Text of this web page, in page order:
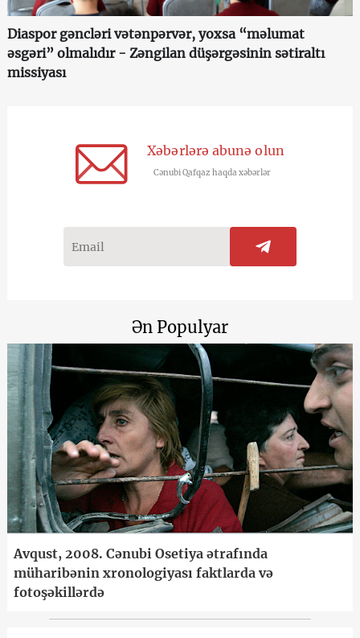
Diaspor gəncləri vətənpərvər, yoxsa “məlumat
əsgəri” olmalıdır - Zəngilan düşərgəsinin sətiraltı
missiyası
Xəbərlərə abunə olun
Cənubi Qafqaz haqda xəbərlər
Ən Populyar
Avqust, 2008. Cənubi Osetiya ətrafında
müharibənin xronologiyası faktlarda və
fotoşəkillərdə